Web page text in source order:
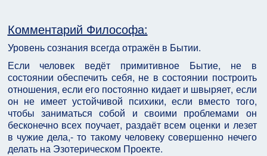
Комментарий Философа:
Уровень сознания всегда отражён в Бытии.
Если человек ведёт примитивное Бытие, не в
состоянии обеспечить себя, не в состоянии построить
отношения, если его постоянно кидает и швыряет, если
он не имеет устойчивой психики, если вместо того,
чтобы заниматься собой и своими проблемами он
бесконечно всех поучает, раздаёт всем оценки и лезет
в чужие дела,- то такому человеку совершенно нечего
делать на Эзотерическом Проекте.